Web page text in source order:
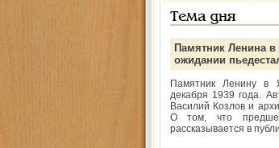
Тема дня
Памятник Ленина в
ожидании
Памятник Ленину в
декабря 1939 года.
Василий Козлов и
О том, что
рассказывается в